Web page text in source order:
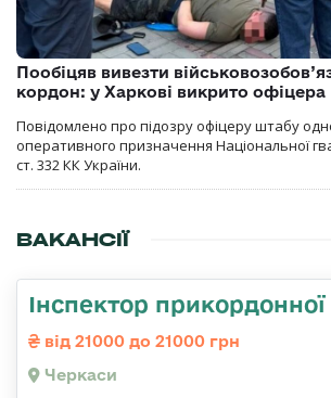
Пообіцяв вивезти
кордон: у Харкові викрито офіцера
Повідомлено про підозру офіцеру штабу
оперативного призначення Національної
ст. 332 КК України.
ВАКАНСІЇ
Інспектор
від 21000 до 21000 грн
Черкаси